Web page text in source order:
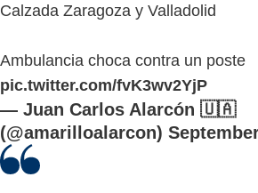
Calzada Zaragoza y Valladolid
Ambulancia choca contra un poste
pic.twitter.com/fvK3wv2YjP
— Juan Carlos Alarcón 🇺🇦
(@amarilloalarcon)